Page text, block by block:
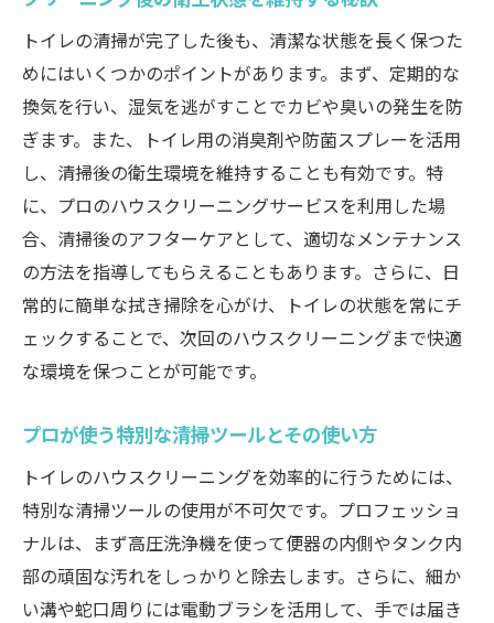
トイレの清掃が完了した後も、清潔な状態を長く保つた
めにはいくつかのポイントがあります。まず、定期的な
換気を行い、湿気を逃がすことでカビや臭いの発生を防
ぎます。また、トイレ用の消臭剤や防菌スプレーを活用
し、清掃後の衛生環境を維持することも有効です。特
に、プロのハウスクリーニングサービスを利用した場
合、清掃後のアフターケアとして、適切なメンテナンス
の方法を指導してもらえることもあります。さらに、日
常的に簡単な拭き掃除を心がけ、トイレの状態を常にチ
ェックすることで、次回のハウスクリーニングまで快適
な環境を保つことが可能です。
プロが使う特別な清掃ツールとその使い方
トイレのハウスクリーニングを効率的に行うためには、
特別な清掃ツールの使用が不可欠です。プロフェッショ
ナルは、まず高圧洗浄機を使って便器の内側やタンク内
部の頑固な汚れをしっかりと除去します。さらに、細か
い溝や蛇口周りには電動ブラシを活用して、手では届き